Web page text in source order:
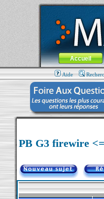
MacBook-fr.com : 100%
Aller au contenu-Aller
Menu général
Accueil
Aide
PB G3 firewire